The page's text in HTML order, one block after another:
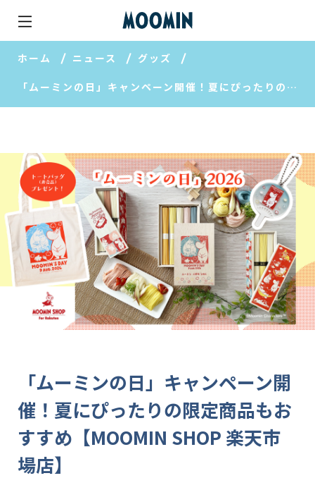
ホーム ニュース グッズ
「ムーミンの日」キャンペーン開催！夏にぴったりの限定商品もおすすめ【MOOMIN SHOP 楽天市場店】
「ムーミンの日」キャンペーン開
催！夏にぴったりの限定商品もお
すすめ【MOOMIN SHOP 楽天市
場店】